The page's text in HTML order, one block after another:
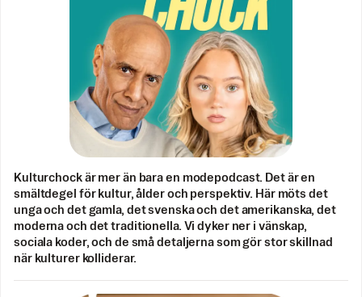
Kulturchock är mer än bara en modepodcast. Det är en
smältdegel för kultur, ålder och perspektiv. Här möts det
unga och det gamla, det svenska och det amerikanska, det
moderna och det traditionella. Vi dyker ner i vänskap,
sociala koder, och de små detaljerna som gör stor skillnad
när kulturer kolliderar.